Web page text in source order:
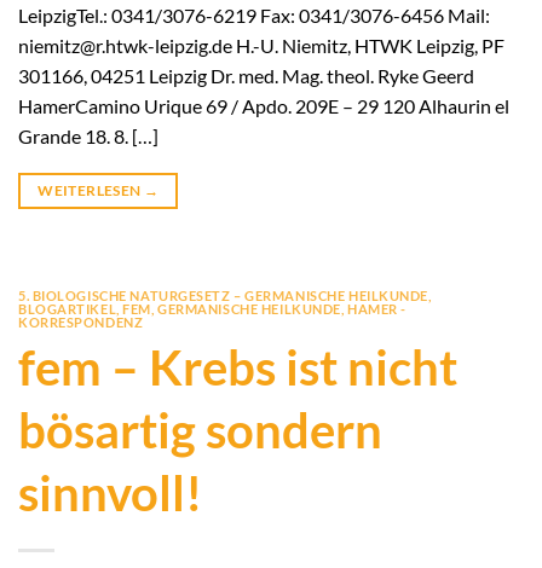
LeipzigTel.: 0341/3076-6219 Fax: 0341/3076-6456 Mail:
niemitz@r.htwk-leipzig.de H.-U. Niemitz, HTWK Leipzig, PF
301166, 04251 Leipzig Dr. med. Mag. theol. Ryke Geerd
HamerCamino Urique 69 / Apdo. 209E – 29 120 Alhaurin el
Grande 18. 8. […]
WEITERLESEN →
5. BIOLOGISCHE NATURGESETZ – GERMANISCHE HEILKUNDE
BLOGARTIKEL ,FEM ,GERMANISCHE HEILKUNDE HAMER -
KORRESPONDENZ
fem – Krebs ist nicht
bösartig sondern
sinnvoll!